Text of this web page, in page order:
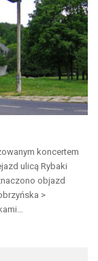
koncertem
ulicą Rybaki
objazd
>